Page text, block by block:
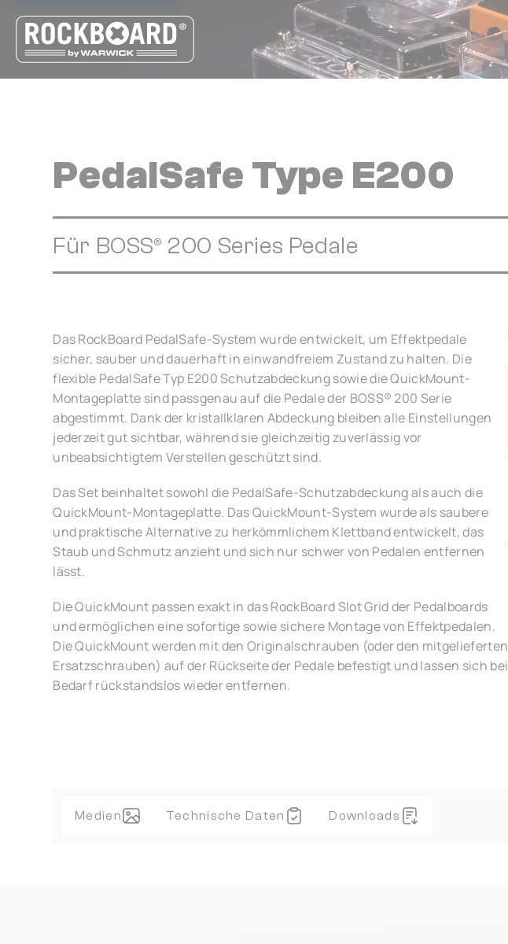
PedalSafe Type E200
Für BOSS® 200 Series Pedale
Das RockBoard PedalSafe-System wurde entwickelt, um Effektpedale
sicher, sauber und dauerhaft in einwandfreiem Zustand zu halten. Die
flexible PedalSafe Typ E200 Schutzabdeckung sowie die QuickMount-
Montageplatte sind passgenau auf die Pedale der BOSS® 200 Serie
abgestimmt. Dank der kristallklaren Abdeckung bleiben alle Einstellungen
jederzeit gut sichtbar, während sie gleichzeitig zuverlässig vor
unbeabsichtigtem Verstellen geschützt sind.
Das Set beinhaltet sowohl die PedalSafe-Schutzabdeckung als auch die
QuickMount-Montageplatte. Das QuickMount-System wurde als saubere
und praktische Alternative zu herkömmlichem Klettband entwickelt, das
Staub und Schmutz anzieht und sich nur schwer von Pedalen entfernen
lässt.
Die QuickMount passen exakt in das RockBoard Slot Grid der Pedalboards
und ermöglichen eine sofortige sowie sichere Montage von Effektpedalen.
Die QuickMount werden mit den Originalschrauben (oder den mitgelieferten
Ersatzschrauben) auf der Rückseite der Pedale befestigt und lassen sich bei
Bedarf rückstandslos wieder entfernen.
Medien Technische Daten Downloads